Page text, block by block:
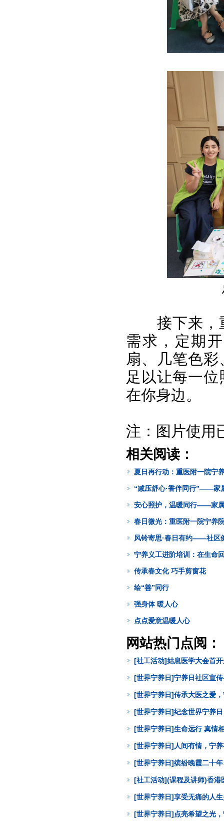
接下来，
需求，定期
扇、几笔色
足以让每一
在你身边。
注：图片使用
相关阅读：
夏日再行动：重医附一院宁
“减压舒心·香伴同行”——家
安心照护，温暖同行——家
春日微光：重医附一院宁养
风铃寄思·春日有约——社区
宁养义工进阶培训：在生命
传承春文化 巧手剪窗花
绘“善”同行
强身体 暖人心
点点爱意温暖人心
网站热门点阅：
[社工活动]姑息医学大会首
[世界宁养日]宁养日社区宣
[世界宁养日]传承大医之爱
[世界宁养日]纪念世界宁养
[世界宁养日]生命远行 真情
[世界宁养日]人间有情，宁
[世界宁养日]缤纷晚霞二十
[社工活动](课程及讲师)香
[世界宁养日]享受无痛的人
[世界宁养日]点亮希望之光